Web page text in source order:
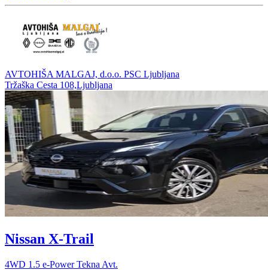
AVTOHIŠA MALGAJ, d.o.o. PSC Ljubljana
Tržaška Cesta 108,Ljubljana
Nissan X-Trail
4WD 1.5 e-Power Tekna Avt.